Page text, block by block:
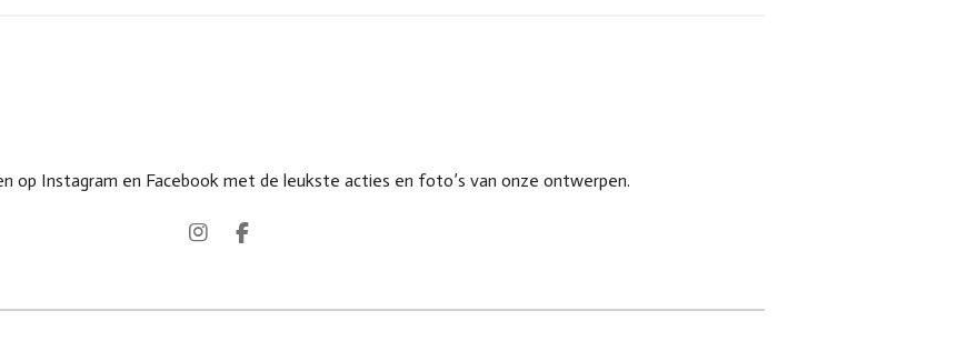
op Instagram en Facebook met de leukste acties en foto’s van onze ontwerpen.
I
F